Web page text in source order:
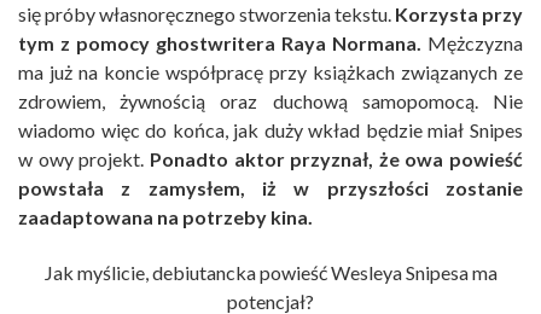
się próby własnoręcznego stworzenia tekstu. Korzysta przy
tym z pomocy ghostwritera Raya Normana. Mężczyzna
ma już na koncie współpracę przy książkach związanych ze
zdrowiem, żywnością oraz duchową samopomocą. Nie
wiadomo więc do końca, jak duży wkład będzie miał Snipes
w owy projekt. Ponadto aktor przyznał, że owa powieść
powstała z zamysłem, iż w przyszłości zostanie
zaadaptowana na potrzeby kina.
Jak myślicie, debiutancka powieść Wesleya Snipesa ma
potencjał?